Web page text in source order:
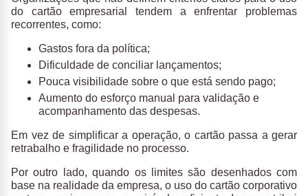
do cartão empresarial tendem a enfrentar problemas
recorrentes, como:
Gastos fora da política;
Dificuldade de conciliar lançamentos;
Pouca visibilidade sobre o que está sendo pago;
Aumento do esforço manual para validação e
acompanhamento das despesas.
Em vez de simplificar a operação, o cartão passa a gerar
retrabalho e fragilidade no processo.
Por outro lado,quando os limites são desenhados com
base na realidade da empresa, o uso do cartão corporativo